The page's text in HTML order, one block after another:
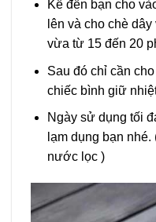
Kế đến bạn cho
lên và cho chè
vừa từ 15 đến 20
Sau đó chỉ cần
chiếc bình giữ
Ngày sử dụng tối
lạm dụng bạn
nước lọc )